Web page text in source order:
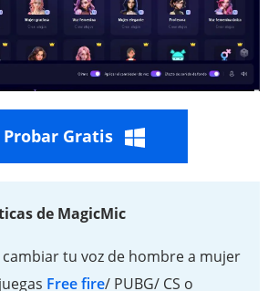
Probar Gratis
de MagicMic
cambiar tu voz de hombre a mujer
Free fire/ PUBG/ CS o